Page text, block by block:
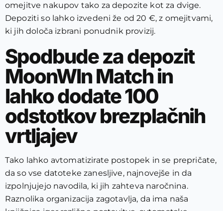
omejitve nakupov tako za depozite kot za dvige.
Depoziti so lahko izvedeni že od 20 €, z omejitvami,
ki jih določa izbrani ponudnik provizij.
Spodbude za depozit
MoonWIn Match in
lahko dodate 100
odstotkov brezplačnih
vrtljajev
Tako lahko avtomatizirate postopek in se prepričate,
da so vse datoteke zanesljive, najnovejše in da
izpolnjujejo navodila, ki jih zahteva naročnina.
Raznolika organizacija zagotavlja, da ima naša